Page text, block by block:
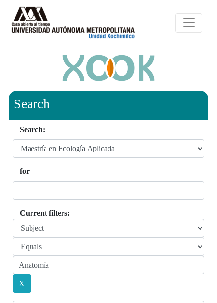
Search
Search:
for
Current filters: